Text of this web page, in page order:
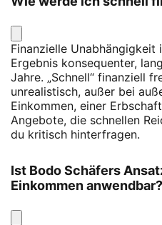
Finanzielle Unabhängigkeit
Ergebnis konsequenter,
Jahre. „Schnell“ finanziell
unrealistisch, außer bei
Einkommen, einer
Angebote, die schnellen
du kritisch hinterfragen.
Ist Bodo Schäfers
Einkommen anwendbar?